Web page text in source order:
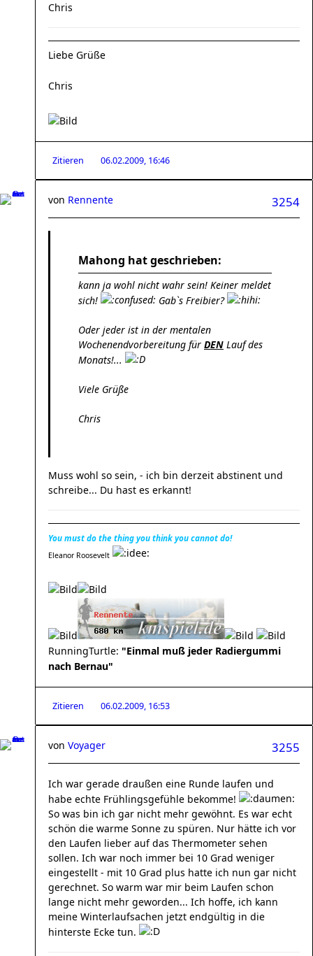
Chris
Liebe Grüße
Chris
Zitieren 06.02.2009, 16:46
3254
von Rennente
Mahong hat geschrieben:
kann ja wohl nicht wahr sein! Keiner meldet
sich!
Gab`s Freibier?
Oder jeder ist in der mentalen
Wochenendvorbereitung für DEN Lauf des
Monats!...
Viele Grüße
Chris
Muss wohl so sein, - ich bin derzeit abstinent und
schreibe... Du hast es erkannt!
You must do the thing you think you cannot do!
Eleanor Roosevelt
RunningTurtle: "Einmal muß jeder Radiergummi
nach Bernau"
Zitieren 06.02.2009, 16:53
3255
von Voyager
Ich war gerade draußen eine Runde laufen und
habe echte Frühlingsgefühle bekomme!
So was bin ich gar nicht mehr gewöhnt. Es war echt
schön die warme Sonne zu spüren. Nur hätte ich vor
den Laufen lieber auf das Thermometer sehen
sollen. Ich war noch immer bei 10 Grad weniger
eingestellt - mit 10 Grad plus hatte ich nun gar nicht
gerechnet. So warm war mir beim Laufen schon
lange nicht mehr geworden... Ich hoffe, ich kann
meine Winterlaufsachen jetzt endgültig in die
hinterste Ecke tun.